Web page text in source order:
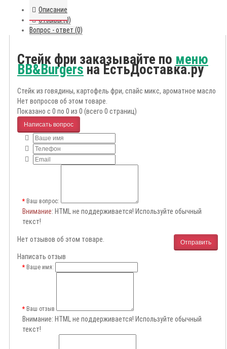
Описание
Отзывы (0)
Вопрос - ответ (0)
Стейк фри заказывайте по меню
BB&Burgersна ЕстьДоставка.ру
Стейк из говядины, картофель фри, спайс микс, ароматное масло
Нет вопросов об этом товаре.
Показано с 0 по 0 из 0 (всего 0 страниц)
Написать вопрос
Ваш вопрос:
Внимание: HTML не поддерживается! Используйте обычный
текст!
Отправить
Нет отзывов об этом товаре.
Написать отзыв
Ваше имя:
Ваш отзыв
Внимание: HTML не поддерживается! Используйте обычный
текст!